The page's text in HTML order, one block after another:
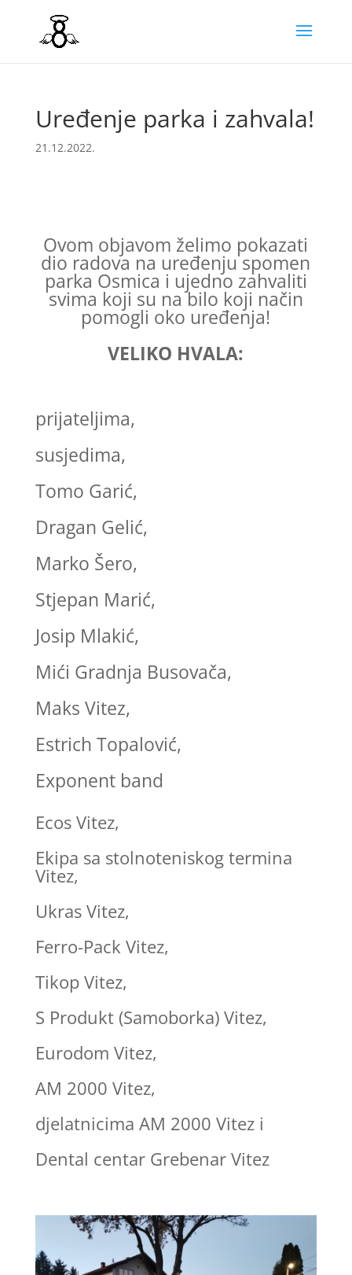
Uređenje parka i zahvala!
21.12.2022.
Ovom objavom želimo pokazati
dio radova na uređenju spomen
parka Osmica i ujedno zahvaliti
svima koji su na bilo koji način
pomogli oko uređenja!
VELIKO HVALA:
prijateljima,
susjedima,
Tomo Garić,
Dragan Gelić,
Marko Šero,
Stjepan Marić,
Josip Mlakić,
Mići Gradnja Busovača,
Maks Vitez,
Estrich Topalović,
Exponent band
Ecos Vitez,
Ekipa sa stolnoteniskog termina
Vitez,
Ukras Vitez,
Ferro-Pack Vitez,
Tikop Vitez,
S Produkt (Samoborka) Vitez,
Eurodom Vitez,
AM 2000 Vitez,
djelatnicima AM 2000 Vitez i
Dental centar Grebenar Vitez